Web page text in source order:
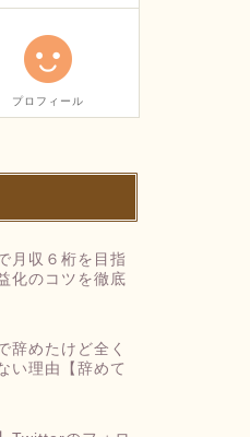
プロフィール
月収６桁を目指
化のコツを徹底
辞めたけど全く
い理由【辞めて